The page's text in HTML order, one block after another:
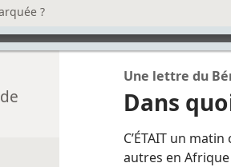
?
Une lettre du
Dans
C’ÉTAIT un
autres en Afrique